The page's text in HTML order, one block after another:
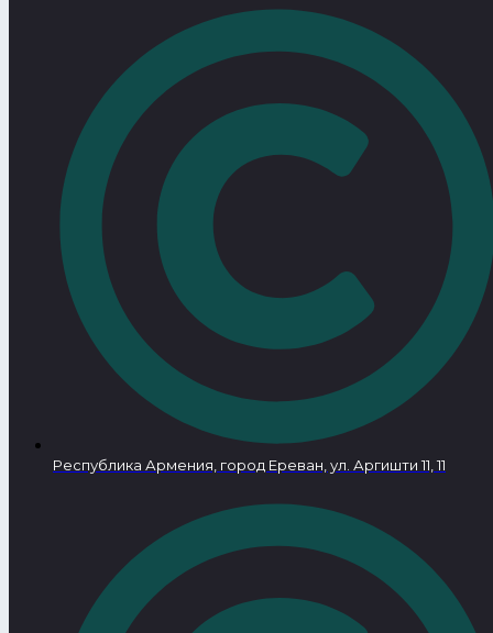
Республика Армения, город Ереван, ул. Аргишти 11, 11